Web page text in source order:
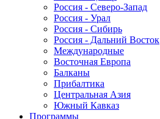
Россия - Северо-Запад
Россия - Урал
Россия - Сибирь
Россия - Дальний Восток
Международные
Восточная Европа
Балканы
Прибалтика
Центральная Азия
Южный Кавказ
Программы